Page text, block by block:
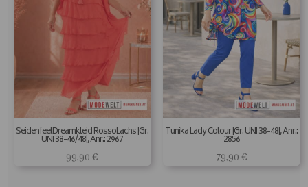
SeidenfeelDreamkleid RossoLachs |Gr.
UNI 38-46/48|, Anr.: 2967
99,90 €
Tunika Lady Colour |Gr. UNI 38-48|, Anr.:
2856
79,90 €